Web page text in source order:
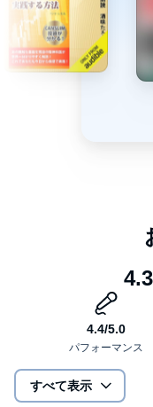
ここで、「正しい考え
す。ひとことで言って
え方”です。著者は序章
世界においては、成功
に、成功しない人とは
負けるときもあるわけ
るのか、それが大切に
きの考え方とは何かな
身につけば、特殊な投
を忠実に行うことで稼
序章 投資で勝ち抜くた
第2章 損切りを制する者
第3章 投資家として成功
すべて表示